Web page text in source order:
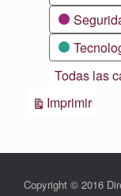
Todas las
ImprimirVistas
Copyright © 2016